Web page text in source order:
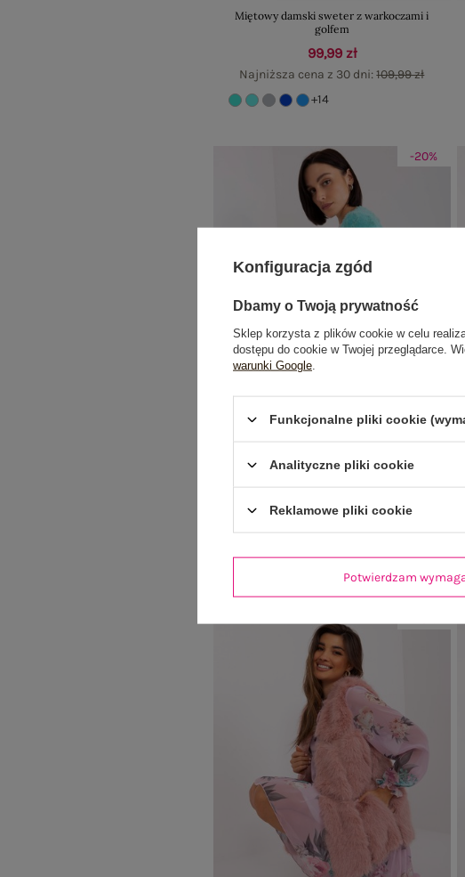
Miętowy damski sweter z warkoczami i
golfem
99,99 zł
Najniższa cena z 30 dni:109,99 zł
+14
-20%
79,99 zł
Konfiguracja zgód
Dbamy o Twoją prywatność
Sklep korzysta z plików cookie w celu
dostępu do cookie w Twojej przeglądarce.
warunki Google
Funkcjonalne pliki cookie
Analityczne pliki cookie
Reklamowe pliki cookie
Potwierdzam